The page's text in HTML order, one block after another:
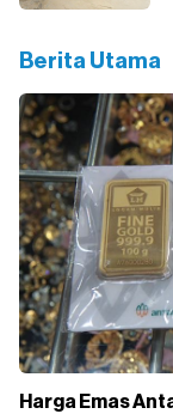
Berita Utama
Harga Emas